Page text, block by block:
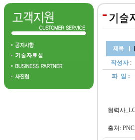
작성자 :
파 일 :
협력사
출처: PNC